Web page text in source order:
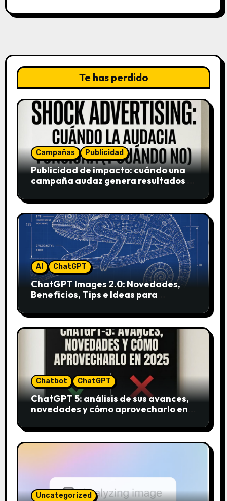
Te has perdido
Campañas Publicidad
Publicidad de impacto: cuándo una
campaña audaz genera resultados y
AI ChatGPT
ChatGPT Images 2.0: Novedades,
Beneficios, Tips e Ideas para
Chatbot ChatGPT
ChatGPT 5: análisis de sus avances,
novedades y cómo aprovecharlo en
Uncategorized